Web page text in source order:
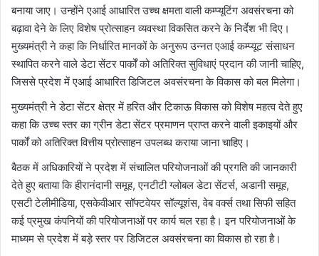
बनाया जाए। उन्होंने एआई आधारित उच्च क्षमता वाली कम्प्यूटिंग अवसंरचना को
बढ़ावा देने के लिए विशेष प्रोत्साहन व्यवस्था विकसित करने के निर्देश भी दिए।
मुख्यमंत्री ने कहा कि निर्धारित मानकों के अनुरूप उन्नत एआई कम्प्यूट संसाधन
स्थापित करने वाले डेटा सेंटर पार्कों को अतिरिक्त सुविधाएं प्रदान की जानी चाहिए,
जिससे प्रदेश में एआई आधारित डिजिटल अवसंरचना के विकास को बल मिलेगा।
मुख्यमंत्री ने डेटा सेंटर क्षेत्र में हरित और टिकाऊ विकास को विशेष महत्व देते हुए
कहा कि उच्च स्तर का ग्रीन डेटा सेंटर प्रमाणन प्राप्त करने वाली इकाइयों और
पार्कों को अतिरिक्त वित्तीय प्रोत्साहन उपलब्ध कराया जाना चाहिए।
बैठक में अधिकारियों ने प्रदेश में संचालित परियोजनाओं की प्रगति की जानकारी
देते हुए बताया कि हीरानंदानी समूह, एनटीटी ग्लोबल डेटा सेंटर्स, अडानी समूह,
एसटी टेलीमीडिया, एसकेवीआर सॉफ्टवेयर सॉल्यूशंस, वेब वर्क्स तथा सिफी सहित
कई प्रमुख कंपनियों की परियोजनाओं पर कार्य चल रहा है। इन परियोजनाओं के
माध्यम से प्रदेश में बड़े स्तर पर डिजिटल अवसंरचना का विकास हो रहा है।